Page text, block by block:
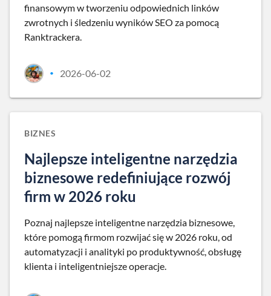
finansowym w tworzeniu odpowiednich linków
zwrotnych i śledzeniu wyników SEO za pomocą
Ranktrackera.
• 2026-06-02
BIZNES
Najlepsze inteligentne narzędzia
biznesowe redefiniujące rozwój
firm w 2026 roku
Poznaj najlepsze inteligentne narzędzia biznesowe,
które pomogą firmom rozwijać się w 2026 roku, od
automatyzacji i analityki po produktywność, obsługę
klienta i inteligentniejsze operacje.